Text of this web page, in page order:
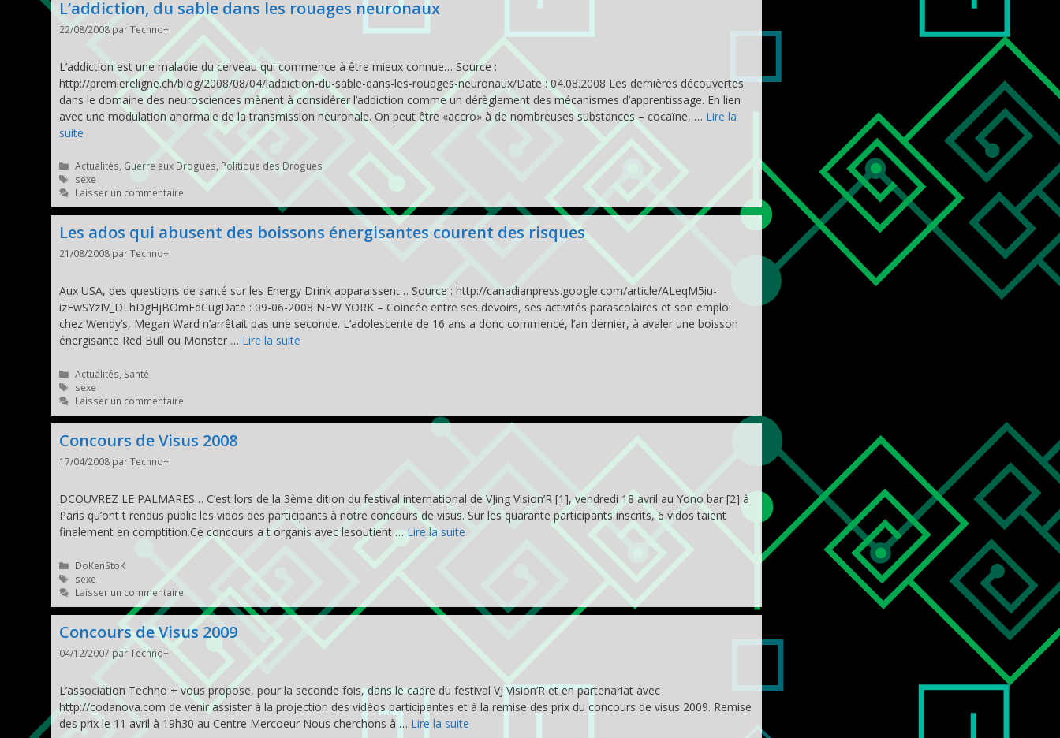
L’addiction, du sable dans les rouages neuronaux
22/08/2008 parTechno+
L’addiction est une maladie du cerveau qui commence à être mieux connue… Source :
http://premiereligne.ch/blog/2008/08/04/laddiction-du-sable-dans-les-rouages-neuronaux/Date : 04.08.2008 Les dernières découvertes
dans le domaine des neurosciences mènent à considérer l’addiction comme un dérèglement des mécanismes d’apprentissage. En lien
avec une modulation anormale de la transmission neuronale. On peut être «accro» à de nombreuses substances – cocaïne, … Lire la
suite
Catégories
Actualités, Guerre aux Drogues, Politique des Drogues
Étiquettes
sexe
Laisser un commentaire
Les ados qui abusent des boissons énergisantes courent des risques
21/08/2008 parTechno+
Aux USA, des questions de santé sur les Energy Drink apparaissent… Source : http://canadianpress.google.com/article/ALeqM5iu-
izEwSYzIV_DLhDgHjBOmFdCugDate : 09-06-2008 NEW YORK – Coincée entre ses devoirs, ses activités parascolaires et son emploi
chez Wendy’s, Megan Ward n’arrêtait pas une seconde. L’adolescente de 16 ans a donc commencé, l’an dernier, à avaler une boisson
énergisante Red Bull ou Monster … Lire la suite
Catégories
Actualités Santé
Étiquettes
sexe
Laisser un commentaire
Concours de Visus 2008
17/04/2008 parTechno+
DCOUVREZ LE PALMARES… C’est lors de la 3ème dition du festival international de VJing Vision’R [1], vendredi 18 avril au Yono bar [2] à
Paris qu’ont t rendus public les vidos des participants à notre concours de visus. Sur les quarante participants inscrits, 6 vidos taient
finalement en comptition.Ce concours a t organis avec lesoutient …Lire la suite
Catégories
DoKenStoK
Étiquettes
sexe
Laisser un commentaire
Concours de Visus 2009
04/12/2007 parTechno+
L’association Techno + vous propose, pour la seconde fois, dans le cadre du festival VJ Vision’R et en partenariat avec
http://codanova.com de venir assister à la projection des vidéos participantes et à la remise des prix du concours de visus 2009. Remise
des prix le 11 avril à 19h30 au Centre Mercoeur Nous cherchons à … Lire la suite